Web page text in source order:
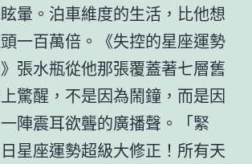
暈。泊車維度的生活，比他想
一百萬倍。《失控的星座運勢
張水瓶從他那張覆蓋著七層舊
驚醒，不是因為鬧鐘，而是因
陣震耳欲聾的廣播聲。「緊
星座運勢超級大修正！所有天